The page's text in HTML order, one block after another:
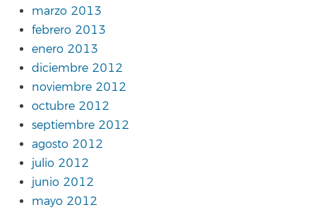
marzo 2013
febrero 2013
enero 2013
diciembre 2012
noviembre 2012
octubre 2012
septiembre 2012
agosto 2012
julio 2012
junio 2012
mayo 2012